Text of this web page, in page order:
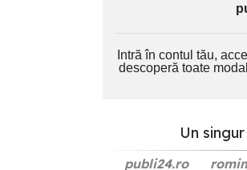
Intră în contul tău,
descoperă toate
Un
publi24.ro